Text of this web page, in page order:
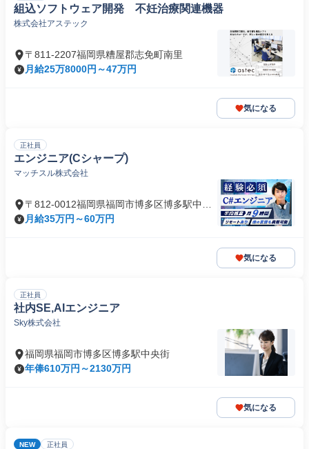
組込ソフトウェア開発 不妊治療関連機器
株式会社アステック
〒811-2207福岡県糟屋郡志免町南里
月給25万8000円～47万円
気になる
正社員
エンジニア(Cシャープ)
マッチスル株式会社
〒812-0012福岡県福岡市博多区博多駅中央
街
月給35万円～60万円
気になる
正社員
社内SE,AIエンジニア
Sky株式会社
福岡県福岡市博多区博多駅中央街
年俸610万円～2130万円
気になる
NEW 正社員